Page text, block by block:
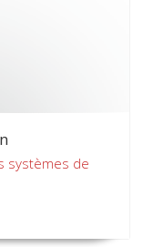
systèmes de